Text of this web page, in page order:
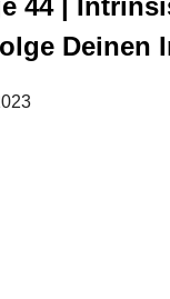
44 |
Deinen